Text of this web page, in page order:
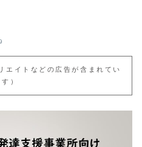
エイトなどの広告が含まれてい
す）